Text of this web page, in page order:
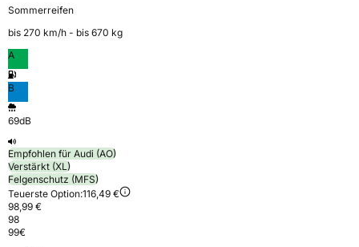
Sommerreifen
bis 270 km⁠/⁠h - bis 670 kg
A
B
69dB
Empfohlen für Audi (AO)
Verstärkt (XL)
Felgenschutz (MFS)
Teuerste Option:116,49 €
98,99 €
98
99€